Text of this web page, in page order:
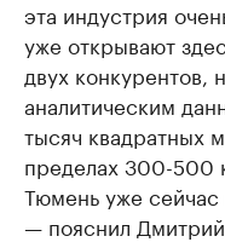
эта индустрия
уже открывают
двух конкурентов,
аналитическим
тысяч квадратных
пределах 300-500
Тюмень уже сейчас
— пояснил Дмитрий